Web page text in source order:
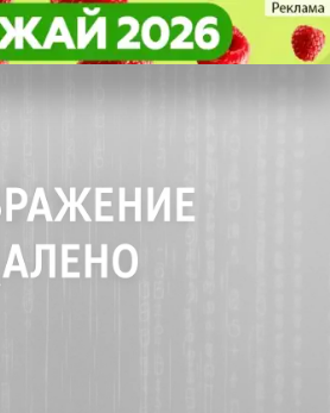
шары в центре Пензы
в футбольные мячи
шары в центре Пензы
в футбольные мячи
новости
и курсы